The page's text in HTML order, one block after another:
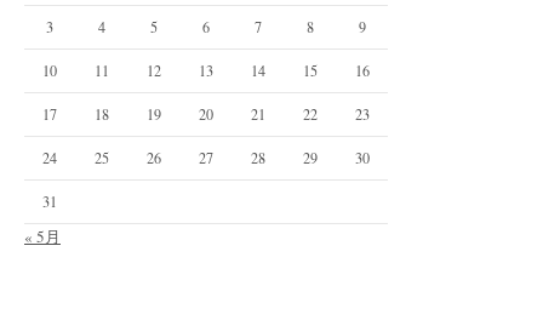
3 4 5 6 7 8 9
10 11 12 13 14 15 16
17 18 19 20 21 22 23
24 25 26 27 28 29 30
31
« 5月